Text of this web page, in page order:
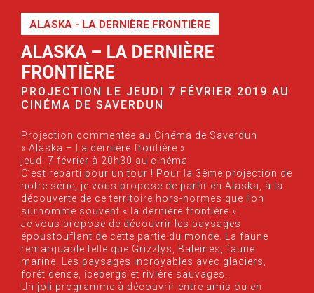
ALASKA - LA DERNIÈRE FRONTIÈRE
ALASKA – LA DERNIÈRE
FRONTIÈRE
PROJECTION LE JEUDI 7 FÉVRIER 2019 AU
CINÉMA DE SAVERDUN
Projection commentée au Cinéma de Saverdun
« Alaska – La dernière frontière »
jeudi 7 février à 20h30 au cinéma
C’est reparti pour un tour ! Pour la 3ème projection de
notre série, je vous propose de partir en Alaska, à la
découverte de ce territoire hors-normes que l’on
surnomme souvent « la dernière frontière ».
Je vous propose de découvrir les paysages
époustouflant de cette partie du monde. La faune
remarquable telle que Grizzlys, Baleines, faune
marine. Les paysages incroyables avec glaciers,
forêt dense, icebergs et rivière sauvages.
Un joli programme à découvrir entre amis ou en